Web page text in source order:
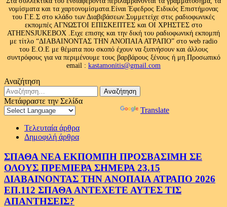
νομίσματα και τα χαρτονομίσματα.Είναι Έφεδρος Ειδικός Επιστήμονας
του Γ.Ε.Σ στο κλάδο των Διαβιβάσεων.Συμμετείχε στις ραδιοφωνικές
εκπομπές ΑΓΝΩΣΤΟΙ ΕΠΙΣΚΕΠΤΕΣ και ΟΙ ΧΡΗΣΤΕΣ στο
ATHENSJUKEBOX .Ειχε επισης και την δική του ραδιοφωνική εκπομπή
με τίτλο “ΔΙΑΒΑΙΝΟΝΤΑΣ ΤΗΝ ΑΝΟΠΑΙΑ ΑΤΡΑΠΟ” στο web radio
του Ε.Ο.Ε με θέματα που σκοπό έχουν να ξυπνήσουν και άλλους
συντρόφους για να περιμένουμε τους βαρβάρους ξένους ή μη.Προσωπικό
email : kastamonitis@gmail.com
Αναζήτηση
Αναζήτηση
για:
Μετάφραστε την Σελίδα
Translate
Τελευταία άρθρα
Δημοφιλή άρθρα
ΣΠΑΘΑ ΝΕΑ ΕΚΠΟΜΠΗ ΠΡΟΣΒΑΣΙΜΗ ΣΕ
ΟΛΟΥΣ ΠΡΕΜΙΕΡΑ ΣΗΜΕΡΑ 23.15
ΔΙΑΒΑΙΝΟΝΤΑΣ ΤΗΝ ΑΝΟΠΑΙΑ ΑΤΡΑΠΟ 2026
ΕΠ.112 ΣΠΑΘΑ ΑΝΤΕΧΕΤΕ ΑΥΤΕΣ ΤΙΣ
ΑΠΑΝΤΗΣΕΙΣ?